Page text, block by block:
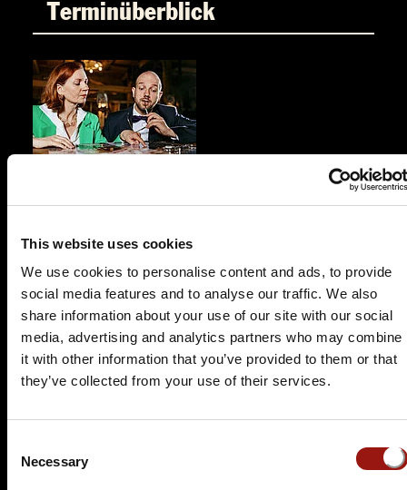
This website uses cookies
We use cookies to personalise content and ads, to provide
social media features and to analyse our traffic. We also
share information about your use of our site with our social
media, advertising and analytics partners who may combine
it with other information that you’ve provided to them or that
they’ve collected from your use of their services.
Selection
Necessary
Terminüberblick
Der Polterabendkiller
Steigenberger Hotel Bad Homburg
Kaiser-Friedrich-Promenade 69-75
61348 Bad Homburg
Auf der Karte anzeigen
99,90 €